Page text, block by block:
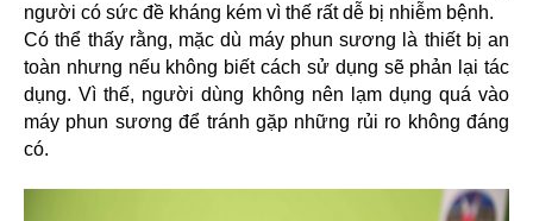
người có sức đề kháng kém vì thế rất dễ bị nhiễm bệnh.
Có thể thấy rằng, mặc dù máy phun sương là thiết bị an
toàn nhưng nếu không biết cách sử dụng sẽ phản lại tác
dụng. Vì thế, người dùng không nên lạm dụng quá vào
máy phun sương để tránh gặp những rủi ro không đáng
có.